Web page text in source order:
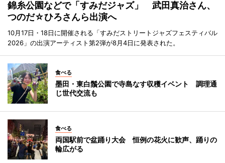
錦糸公園などで「すみだジャズ」 武田真治さん、
つのだ☆ひろさんら出演へ
10月17日・18日に開催される「すみだストリートジャズフェスティバル
2026」の出演アーティスト第2弾が8月4日に発表された。
食べる
墨田・東白鬚公園で寺島なす収穫イベント 調理通
じ世代交流も
食べる
両国駅前で盆踊り大会 恒例の花火に歓声、踊りの
輪広がる